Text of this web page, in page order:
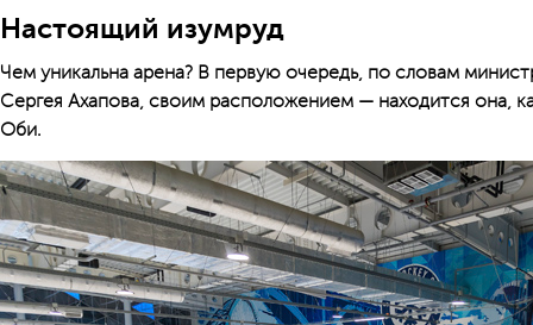
Настоящий изумруд
Чем уникальна арена? В первую очередь, по словам
Сергея Ахапова, своим расположением — находится она,
Оби.